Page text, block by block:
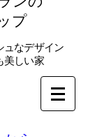
プ
ュなデザイン
美しい家